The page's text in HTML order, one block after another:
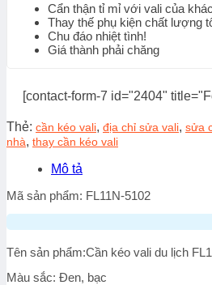
Cẩn thận tỉ mỉ với vali của
Thay thế phụ kiện chất lượng
Chu đáo nhiệt tình!
Giá thành phải chăng
[contact-form-7 id="2404"
Thẻ: cần kéo vali, địa chỉ sửa vali, sửa
nhà, thay cần kéo vali
Mô tả
Mã sản phẩm: FL11N-5102
Tên sản phẩm:Cần kéo vali du lịch
Màu sắc: Đen, bạc